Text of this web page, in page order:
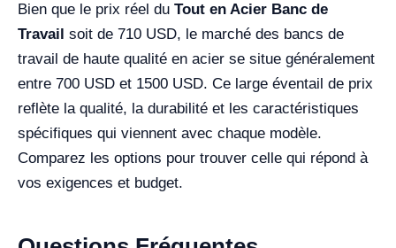
Bien que le prix réel du Tout en Acier Banc de
Travail soit de 710 USD, le marché des bancs de
travail de haute qualité en acier se situe généralement
entre 700 USD et 1500 USD. Ce large éventail de prix
reflète la qualité, la durabilité et les caractéristiques
spécifiques qui viennent avec chaque modèle.
Comparez les options pour trouver celle qui répond à
vos exigences et budget.